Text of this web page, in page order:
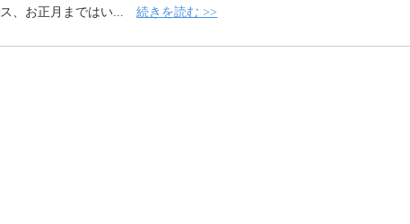
ス、お正月まではい...続きを読む >>